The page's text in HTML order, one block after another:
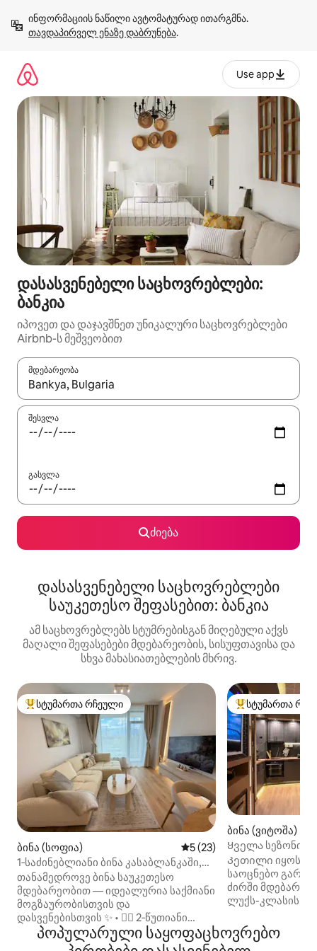
გადასვლა
თავდაპირველ ენაზე დაბრუნება.
Use app
დასასვენებელი საცხოვრებლები:
ბანკია
იპოვეთ და დაჯავშნეთ უნიკალური საცხოვრებლები
Airbnb-ს მეშვეობით
მდებარეობა
როცა შედეგები ხელმისაწვდომი გახდება, ნავიგაციისთვის
შესვლა
გასვლა
ძიება
დასასვენებელი საცხოვრებლები
საუკეთესო შეფასებით: ბანკია
ამ საცხოვრებლებს სტუმრებისგან მიღებული აქვს
მაღალი შეფასებები მდებარეობის, სისუფთავისა და
სხვა მახასიათებლების მხრივ.
სტუმართა რჩეული მოწინავე ვარიანტი
სტუმართა რჩეული
ბინა (სოფია) საშუალო შეფასებაა
5 (23)
1‑საძინებლიანი ბინა კასაბლანკაში,
Arena 8888‑ისა და აეროპორტის
მახლობლად | Wi‑Fi
თანამედროვე ბინა საუკეთესო
მდებარეობით — იდეალურია საქმიანი
მოგზაურობისთვის და
დასვენებისთვის ✨ • 🚶‍♂️ 2‑წუთიანი
სავალზე სოფიის ტექნოლოგიურ
პარკამდე • 🚌 10‑ზე მეტი ავტობუსის
სტუმართა
სტუმართა
ბინა (ვიტოშა)
Ყველა სეზონის
Კეთილი იყოს
საოცნებო
ძირში მდებარე
ლუქს-კლასის
დახვეწილობა
მდებარეობს
პოპულარული საყოფაცხოვრებო